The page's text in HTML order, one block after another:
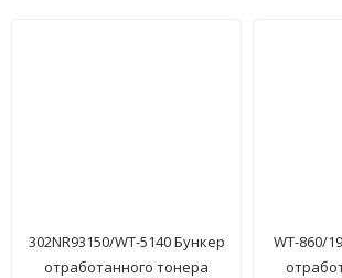
302NR93150/WT-5140 Бункер
отработанного тонера
WT-860/